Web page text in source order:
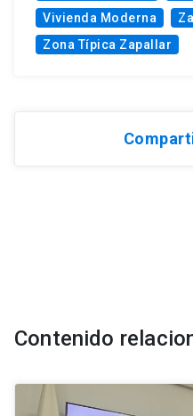
Vivienda Moderna
Zona Típica Zapallar
Contenido